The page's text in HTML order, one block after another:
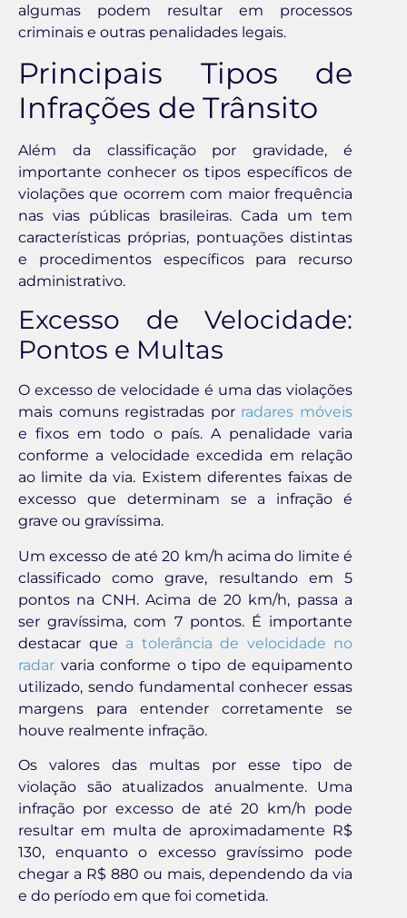
algumas podem resultar em processos
criminais e outras penalidades legais.
Principais Tipos de
Infrações de Trânsito
Além da classificação por gravidade, é
importante conhecer os tipos específicos de
violações que ocorrem com maior frequência
nas vias públicas brasileiras. Cada um tem
características próprias, pontuações distintas
e procedimentos específicos para recurso
administrativo.
Excesso de Velocidade:
Pontos e Multas
O excesso de velocidade é uma das violações
mais comuns registradas por radares móveis
e fixos em todo o país. A penalidade varia
conforme a velocidade excedida em relação
ao limite da via. Existem diferentes faixas de
excesso que determinam se a infração é
grave ou gravíssima.
Um excesso de até 20 km/h acima do limite é
classificado como grave, resultando em 5
pontos na CNH. Acima de 20 km/h, passa a
ser gravíssima, com 7 pontos. É importante
destacar que a tolerância de velocidade no
radar varia conforme o tipo de equipamento
utilizado, sendo fundamental conhecer essas
margens para entender corretamente se
houve realmente infração.
Os valores das multas por esse tipo de
violação são atualizados anualmente. Uma
infração por excesso de até 20 km/h pode
resultar em multa de aproximadamente R$
130, enquanto o excesso gravíssimo pode
chegar a R$ 880 ou mais, dependendo da via
e do período em que foi cometida.